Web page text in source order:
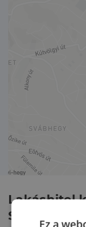
Ha felkeltette az
Karnyújtásnyira a
Megújuló
kategóriás
Lakáshitel
Spórolj